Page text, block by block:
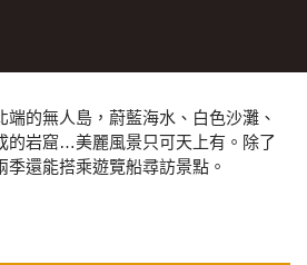
端的無人島，蔚藍海水、白色沙灘、
的岩窟…美麗風景只可天上有。除了
還能搭乘遊覽船尋訪景點。